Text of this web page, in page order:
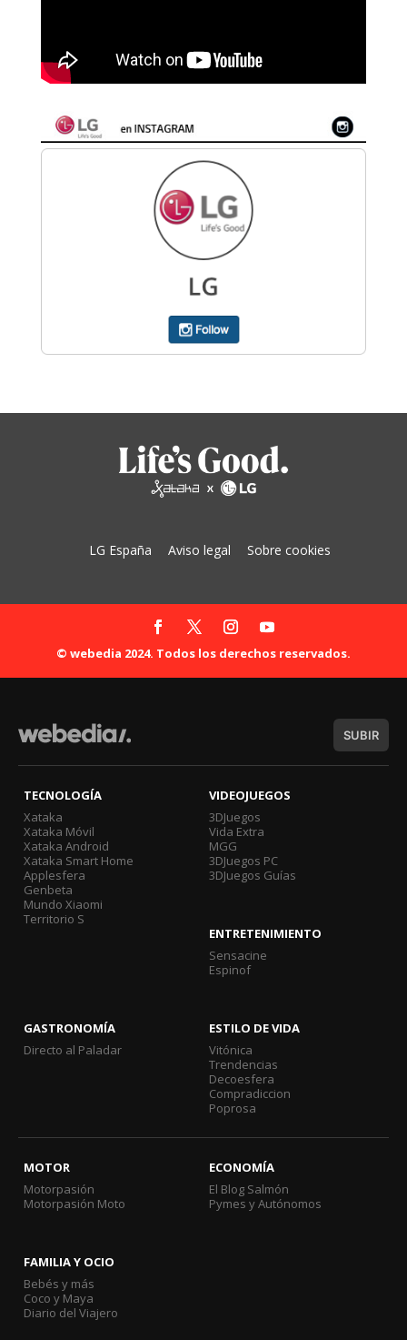
LG España Aviso legal Sobre cookies
© webedia 2024. Todos los derechos reservados.
SUBIR
TECNOLOGÍA
Xataka
Xataka Móvil
Xataka Android
Xataka Smart Home
Applesfera
Genbeta
Mundo Xiaomi
Territorio S
VIDEOJUEGOS
3DJuegos
Vida Extra
MGG
3DJuegos PC
3DJuegos Guías
ENTRETENIMIENTO
Sensacine
Espinof
GASTRONOMÍA
Directo al Paladar
ESTILO DE VIDA
Vitónica
Trendencias
Decoesfera
Compradiccion
Poprosa
MOTOR
Motorpasión
Motorpasión Moto
ECONOMÍA
El Blog Salmón
Pymes y Autónomos
FAMILIA Y OCIO
Bebés y más
Coco y Maya
Diario del Viajero